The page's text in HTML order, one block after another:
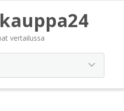
vertailussa